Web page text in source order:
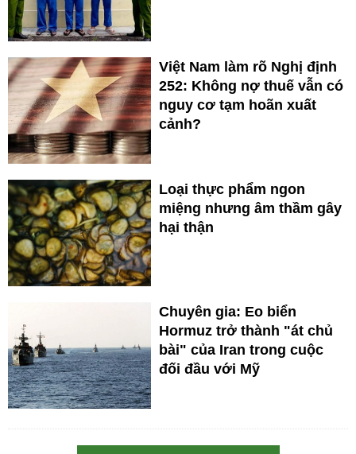
Việt Nam làm rõ Nghị định
252: Không nợ thuế vẫn có
nguy cơ tạm hoãn xuất
cảnh?
Loại thực phẩm ngon
miệng nhưng âm thầm gây
hại thận
Chuyên gia: Eo biển
Hormuz trở thành "át chủ
bài" của Iran trong cuộc
đối đầu với Mỹ